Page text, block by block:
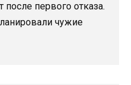
первого отказа.
чужие